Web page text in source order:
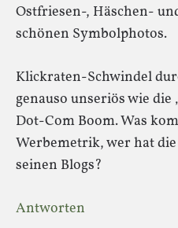
Ostfriesen-, Häschen-
schönen Symbolphotos.
Klickraten-Schwindel
genauso unseriös wie
Dot-Com Boom. Was
Werbemetrik, wer hat
seinen Blogs?
Antworten